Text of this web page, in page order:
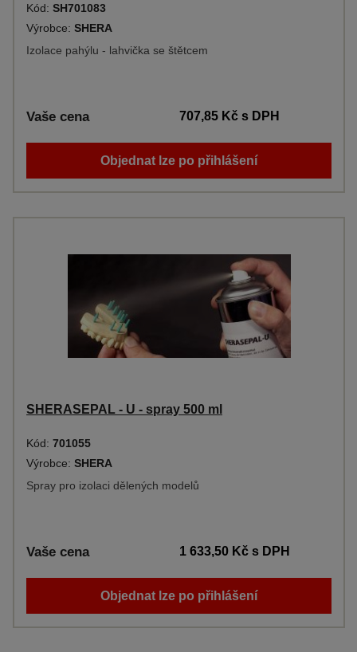
Kód: SH701083
Výrobce: SHERA
Izolace pahýlu - lahvička se štětcem
Vaše cena 707,85 Kčs DPH
Objednat lze po přihlášení
SHERASEPAL - U - spray 500 ml
Kód: 701055
Výrobce: SHERA
Spray pro izolaci dělených modelů
Vaše cena 1 633,50 Kčs DPH
Objednat lze po přihlášení